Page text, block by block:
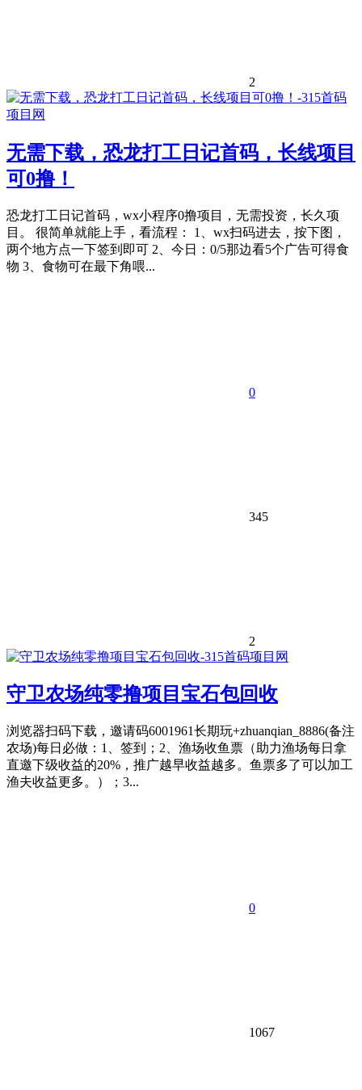
2
无需下载，恐龙打工日记首码，长线项目
可0撸！
恐龙打工日记首码，wx小程序0撸项目，无需投资，长久项
目。 很简单就能上手，看流程： 1、wx扫码进去，按下图，
两个地方点一下签到即可 2、今日：0/5那边看5个广告可得食
物 3、食物可在最下角喂...
0
345
2
守卫农场纯零撸项目宝石包回收
浏览器扫码下载，邀请码6001961长期玩+zhuanqian_8886(备注
农场)每日必做：1、签到；2、渔场收鱼票（助力渔场每日拿
直邀下级收益的20%，推广越早收益越多。鱼票多了可以加工
渔夫收益更多。）；3...
0
1067